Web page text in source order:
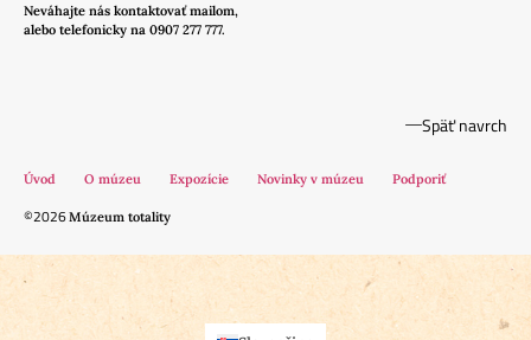
Neváhajte nás kontaktovať mailom,
alebo telefonicky na 0907 277 777.
Späť navrch
Úvod O múzeu Expozície Novinky v múzeu Podporiť
©2026Múzeum totality